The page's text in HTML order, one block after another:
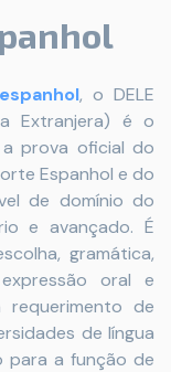
espanhol, o DELE
Extranjera) é o
prova oficial do
Espanhol e do
de domínio do
e avançado. É
gramática,
oral e
de
de língua
para a função de